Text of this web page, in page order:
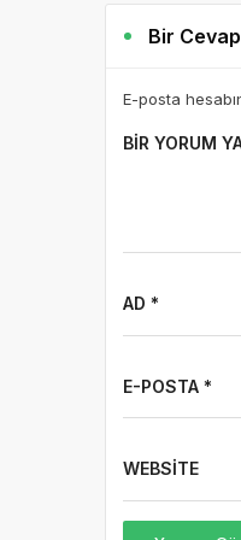
Bir
E-posta
BIR YORUM
AD *
E-POSTA *
WEBSITE